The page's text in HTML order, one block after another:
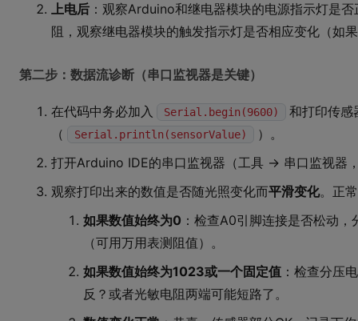
上电后 ：观察Arduino和继电器模块的电源指示灯是
阻，观察继电器模块的触发指示灯是否相应变化（如
第二步：数据流诊断（串口监视器是关键）
在代码中务必加入 Serial.begin(9600)
和打印传感
（
Serial.println(sensorValue)
）。
打开Arduino IDE的串口监视器（工具 -> 串口监视器
观察打印出来的数值是否随光照变化而平滑变化。正
如果数值始终为0 ：检查A0引脚连接是否松动
（可用万用表测阻值）。
如果数值始终为1023或一个固定值 ：检查分压
反？或者光敏电阻两端可能短路了。